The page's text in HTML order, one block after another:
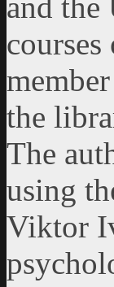
and
the
The
using
Viktor